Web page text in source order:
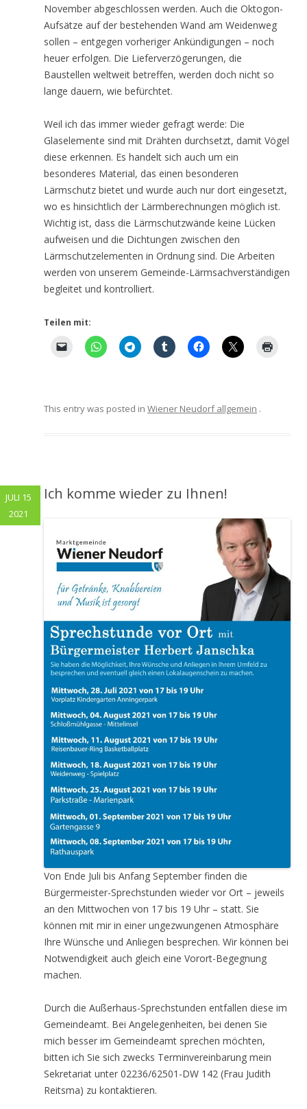
November abgeschlossen werden. Auch die Oktogon-
Aufsätze auf der bestehenden Wand am Weidenweg
sollen – entgegen vorheriger Ankündigungen – noch
heuer erfolgen. Die Lieferverzögerungen, die
Baustellen weltweit betreffen, werden doch nicht so
lange dauern, wie befürchtet.
Weil ich das immer wieder gefragt werde: Die
Glaselemente sind mit Drähten durchsetzt, damit Vögel
diese erkennen. Es handelt sich auch um ein
besonderes Material, das einen besonderen
Lärmschutz bietet und wurde auch nur dort eingesetzt,
wo es hinsichtlich der Lärmberechnungen möglich ist.
Wichtig ist, dass die Lärmschutzwände keine Lücken
aufweisen und die Dichtungen zwischen den
Lärmschutzelementen in Ordnung sind. Die Arbeiten
werden von unserem Gemeinde-Lärmsachverständigen
begleitet und kontrolliert.
Teilen mit:
This entry was posted in Wiener Neudorf allgemein .
Ich komme wieder zu Ihnen!
Von Ende Juli bis Anfang September finden die
Bürgermeister-Sprechstunden wieder vor Ort – jeweils
an den Mittwochen von 17 bis 19 Uhr – statt. Sie
können mit mir in einer ungezwungenen Atmosphäre
Ihre Wünsche und Anliegen besprechen. Wir können bei
Notwendigkeit auch gleich eine Vorort-Begegnung
machen.
Durch die Außerhaus-Sprechstunden entfallen diese im
Gemeindeamt. Bei Angelegenheiten, bei denen Sie
mich besser im Gemeindeamt sprechen möchten,
bitten ich Sie sich zwecks Terminvereinbarung mein
Sekretariat unter 02236/62501-DW 142 (Frau Judith
Reitsma) zu kontaktieren.
JULI 15
2021